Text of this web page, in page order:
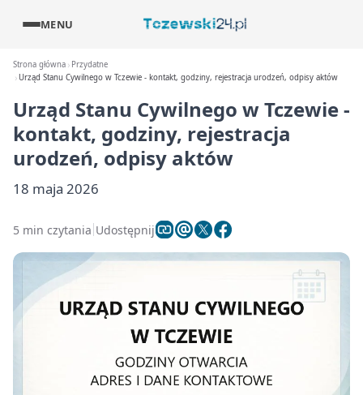
MENU
Strona główna
Przydatne
Urząd Stanu Cywilnego w Tczewie - kontakt, godziny, rejestracja urodzeń, odpisy aktów
Urząd Stanu Cywilnego w Tczewie -
kontakt, godziny, rejestracja
urodzeń, odpisy aktów
18 maja 2026
5 min czytania Udostępnij